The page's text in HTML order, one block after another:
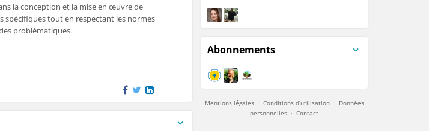
la conception et la mise en œuvre de
spécifiques tout en respectant les normes
problématiques.
et négociation des systèmes adaptés
dossier final de l’installation (fiche
Abonnements
Mentions légales· Conditions d’utilisation· Données
personnelles ·Contact